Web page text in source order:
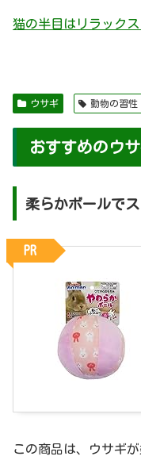
猫の半目はリラック
ウサギ 動物の習性
おすすめのウ
柔らかボールで
PR
この商品は、ウサギ